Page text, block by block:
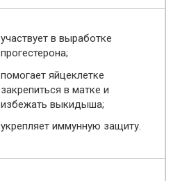
участвует в выработке
прогестерона;
помогает яйцеклетке
закрепиться в матке и
избежать выкидыша;
укрепляет иммунную защиту.